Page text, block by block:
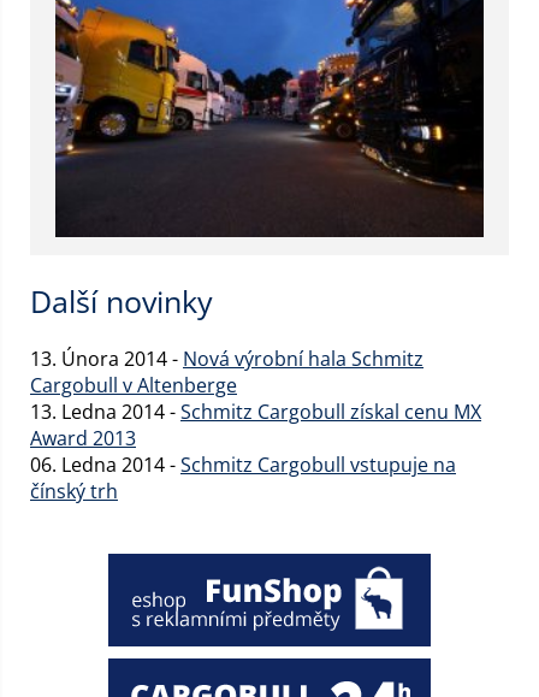
Další novinky
13. Února 2014 - Nová výrobní hala Schmitz
Cargobull v Altenberge
13. Ledna 2014 -Schmitz Cargobull získal cenu MX
Award 2013
06. Ledna 2014 -Schmitz Cargobull vstupuje na
čínský trh